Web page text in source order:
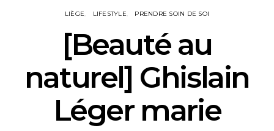
LIÈGE LIFESTYLE PRENDRE SOIN DE SOI
[Beauté au
naturel] Ghislain
Léger marie